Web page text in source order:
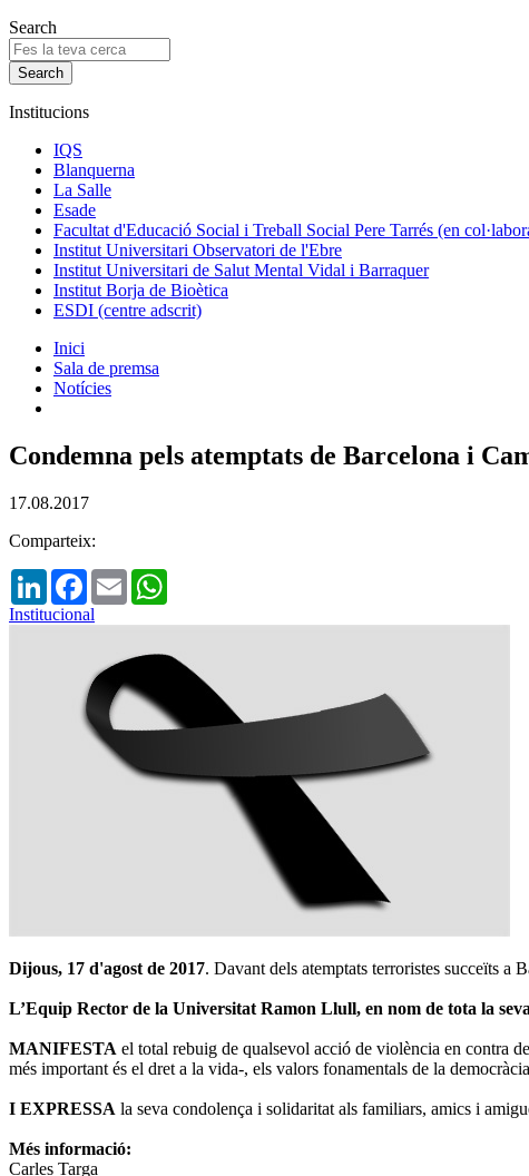
Search
Institucions
IQS
Blanquerna
La Salle
Esade
Facultat d'Educació Social i Treball Social Pere Tarrés (en
Institut Universitari Observatori de l'Ebre
Institut Universitari de Salut Mental Vidal i Barraquer
Institut Borja de Bioètica
ESDI (centre adscrit)
Inici
Sala de premsa
Notícies
Condemna pels atemptats de Barcelona i
17.08.2017
Comparteix:
LinkedInFacebook
Email
Institucional
Dijous, 17 d'agost de 2017. Davant dels atemptats terroristes succeïts a
L’Equip Rector de la Universitat Ramon Llull, en nom de tota la
MANIFESTA el total rebuig de qualsevol acció de violència en contra
més important és el dret a la vida-, els valors fonamentals de la
I EXPRESSA la seva condolença i solidaritat als familiars, amics i
Més informació:
Carles Targa